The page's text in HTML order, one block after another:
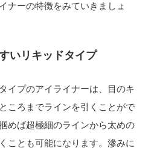
ナーの特徴をみていきましょ
いリキッドタイプ
イプのアイライナーは、目のキ
ころまでラインを引くことがで
めば超極細のラインから太めの
ことも可能になります。滲みに